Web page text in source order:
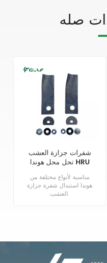
صله
شفرات جزازة العشب
تحل محل هوندا HRU
195/196 19 بوصة
06720-VA3-K80
مناسبة لأنواع مختلفة من
هوندا استبدال شفرة جزازة
العشب.